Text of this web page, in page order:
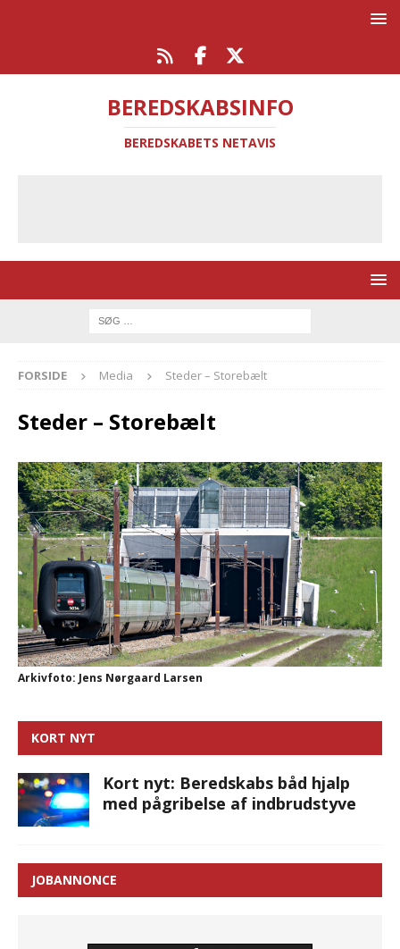
BEREDSKABSINFO
BEREDSKABETS NETAVIS
FORSIDE Media Steder – Storebælt
Steder – Storebælt
Arkivfoto: Jens Nørgaard Larsen
KORT NYT
Kort nyt: Beredskabs båd hjalp
med pågribelse af indbrudstyve
JOBANNONCE